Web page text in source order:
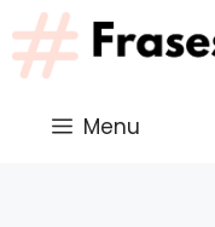
Saltar
al
contenido
Menu